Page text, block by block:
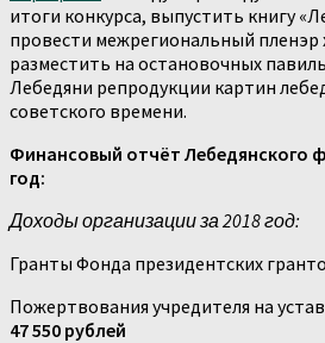
итоги конкурса, выпустить книгу
провести межрегиональный пленэр
разместить на остановочных
Лебедяни репродукции картин
советского времени.
Финансовый отчёт Лебедянского
год:
Доходы организации за 2018 год:
Гранты Фонда президентских
Пожертвования учредителя на
47 550 рублей